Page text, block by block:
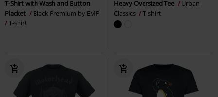
T-Shirt with Wash and Button
Placket
Black Premium by EMP
T-shirt
Heavy Oversized Tee
Urban
Classics
T-shirt